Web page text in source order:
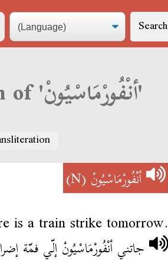
Search
Derja translation of 'أنْفُورْمَاسْيُونْ'
أنْفُورْمَاسْيُونْ(N)
is a train strike tomorrow.
جاتني أنْفُورْمَاسْيُونْ إلّي فمّة